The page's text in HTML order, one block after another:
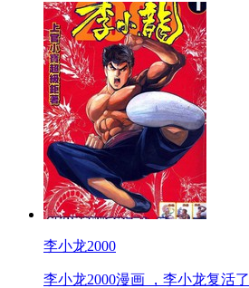
李小龙2000
李小龙2000漫画 ，李小龙复活了